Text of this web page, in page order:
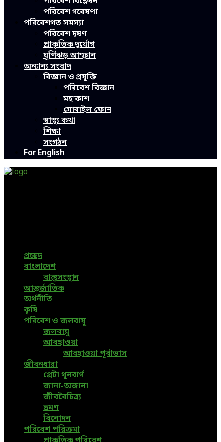
পরিবেশ গবেষণা
পরিবেশগত সমস্যা
পরিবেশ দূষণ
প্রাকৃতিক দুর্যোগ
ঘূর্ণিঝড় আম্ফান
অন্যান্য সংবাদ
বিজ্ঞান ও প্রযুক্তি
পরিবেশ বিজ্ঞান
মহাকাশ
মোবাইল ফোন
স্বাস্থ্য কথা
শিক্ষা
সংগঠন
For English
প্রচ্ছদ
বাংলাদেশ
বাস্তুসংস্থান
আন্তর্জাতিক
অর্থনীতি
কৃষি
পরিবেশ ও জলবায়ু
জলবায়ু
আবহাওয়া
আবহাওয়া পূর্বাভাস
জীবনধারা
গ্রেটা থুনবার্গ
জানা-অজানা
জীববৈচিত্র্য
ভ্রমণ
বিনোদন
পরিবেশ পরিক্রমা